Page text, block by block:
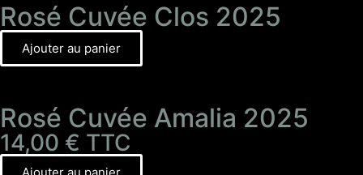
Rosé Cuvée Clos 2025
Ajouter au panier
Rosé Cuvée Amalia 2025
14,00 € TTC